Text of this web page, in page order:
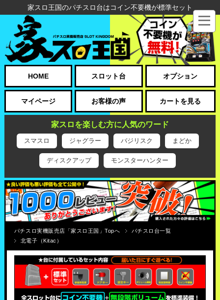
家スロ王国のパチスロ台はコイン不要機が標準セット
HOME スロット台 オプション
マイページ お客様の声 カートを見る
家スロを楽しむ方に人気のワード
スマスロ ジャグラー バジリスク まどか
ディスクアップ モンスターハンター
パチスロ実機販売店「家スロ王国」Topへ
パチスロ台一覧
北電子（Kitac）